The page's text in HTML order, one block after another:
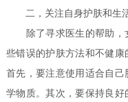
二，关注自身护肤和生
除了寻求医生的帮助，
些错误的护肤方法和不健康
首先，要注意使用适合自
学物质。其次，要保持良好